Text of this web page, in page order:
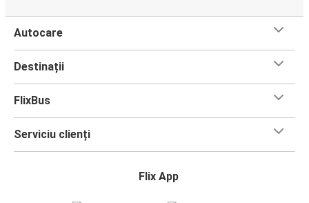
Autocare
Destinații
FlixBus
Serviciu clienți
Flix App